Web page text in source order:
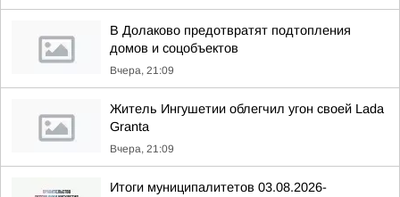
В Долаково предотвратят подтопления
домов и соцобъектов
Вчера, 21:09
Житель Ингушетии облегчил угон своей Lada
Granta
Вчера, 21:09
Итоги муниципалитетов 03.08.2026-